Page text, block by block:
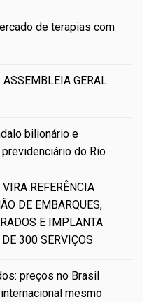
de terapias com
GERAL
bilionário e
do Rio
REFERÊNCIA
DE EMBARQUES,
E IMPLANTA
300 SERVIÇOS
preços no Brasil
mesmo